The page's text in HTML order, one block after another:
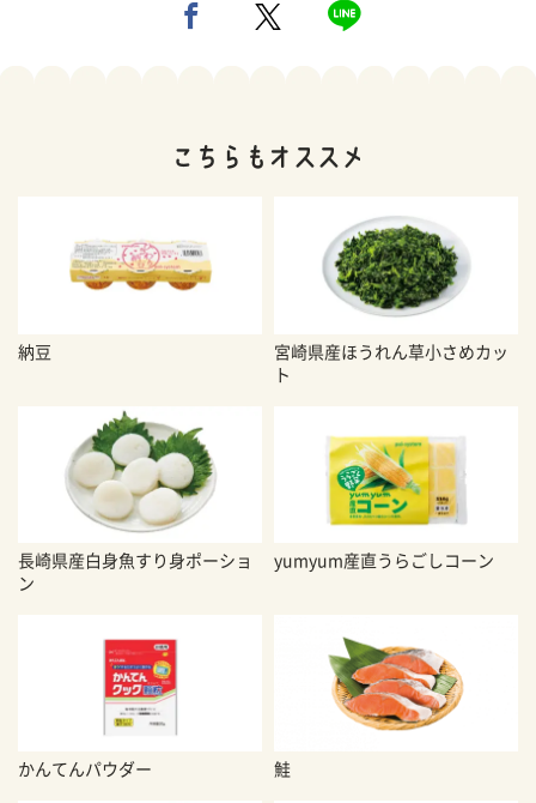
納豆
宮崎県産ほうれん草小さめカッ
ト
長崎県産白身魚すり身ポーショ
ン
yumyum産直うらごしコーン
かんてんパウダー 鮭